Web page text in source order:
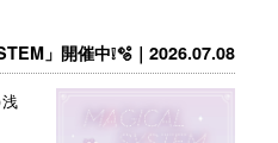
」開催中❕🫧｜2026.07.08
浅